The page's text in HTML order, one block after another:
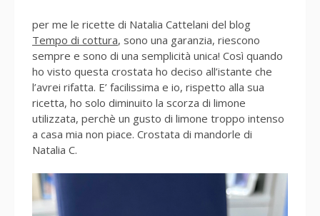
per me le ricette di Natalia Cattelani del blog
Tempo di cottura, sono una garanzia, riescono
sempre e sono di una semplicità unica! Così quando
ho visto questa crostata ho deciso all’istante che
l’avrei rifatta. E’ facilissima e io, rispetto alla sua
ricetta, ho solo diminuito la scorza di limone
utilizzata, perchè un gusto di limone troppo intenso
a casa mia non piace. Crostata di mandorle di
Natalia C.